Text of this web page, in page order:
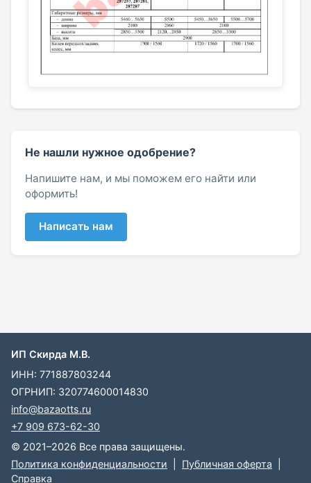
Не нашли нужное одобрение?
Напишите нам, и мы поможем его найти или
оформить!
Написать нам
ИП Скирда М.В.
ИНН: 771887803244
ОГРНИП: 320774600014830
info@bazaotts.ru
+7 909 673-62-30
© 2021–2026 Все права защищены.
Политика конфиденциальности
Публичная оферта
Справка